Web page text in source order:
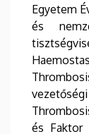
Egyetem
és
és Faktor